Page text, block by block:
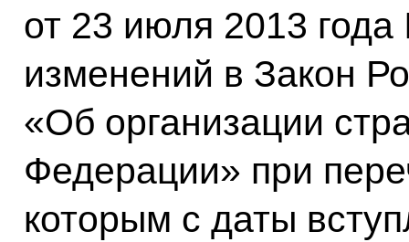
от 23 июля 2013
изменений в Закон
«Об организации
Федерации» при
которым с даты